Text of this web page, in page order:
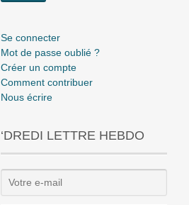
Se connecter
Mot de passe oublié ?
Créer un compte
Comment contribuer
Nous écrire
‘DREDI LETTRE HEBDO